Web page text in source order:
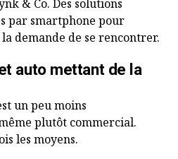
& Co. Des solutions
par smartphone pour
demande de se rencontrer.
auto mettant de la
un peu moins
plutôt commercial.
les moyens.